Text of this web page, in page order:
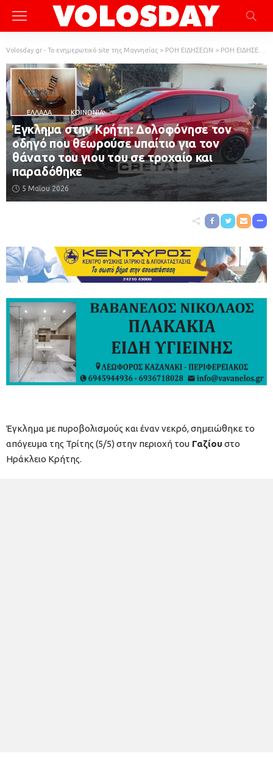
Volosday.gr - Το ενημερωτικό site της Μαγνησίας > ΡΟΗ ΕΙΔΗΣΕΩΝ > ΡΟΗ ΕΙΔΗΣΕΩΝ
ΕΛΛΆΔΑ ΚΟΙΝΩΝΙΑ
Έγκλημα στην Κρήτη: Δολοφόνησε τον
οδηγό που θεωρούσε υπαίτιο για τον
θάνατο του γιου του σε τροχαίο και
παραδόθηκε
5 Μαΐου 2026
Έγκλημα με πυροβολισμούς και έναν νεκρό, σημειώθηκε το
απόγευμα της Τρίτης (5/5) στην περιοχή του Γαζίου στο
Ηράκλειο Κρήτης.